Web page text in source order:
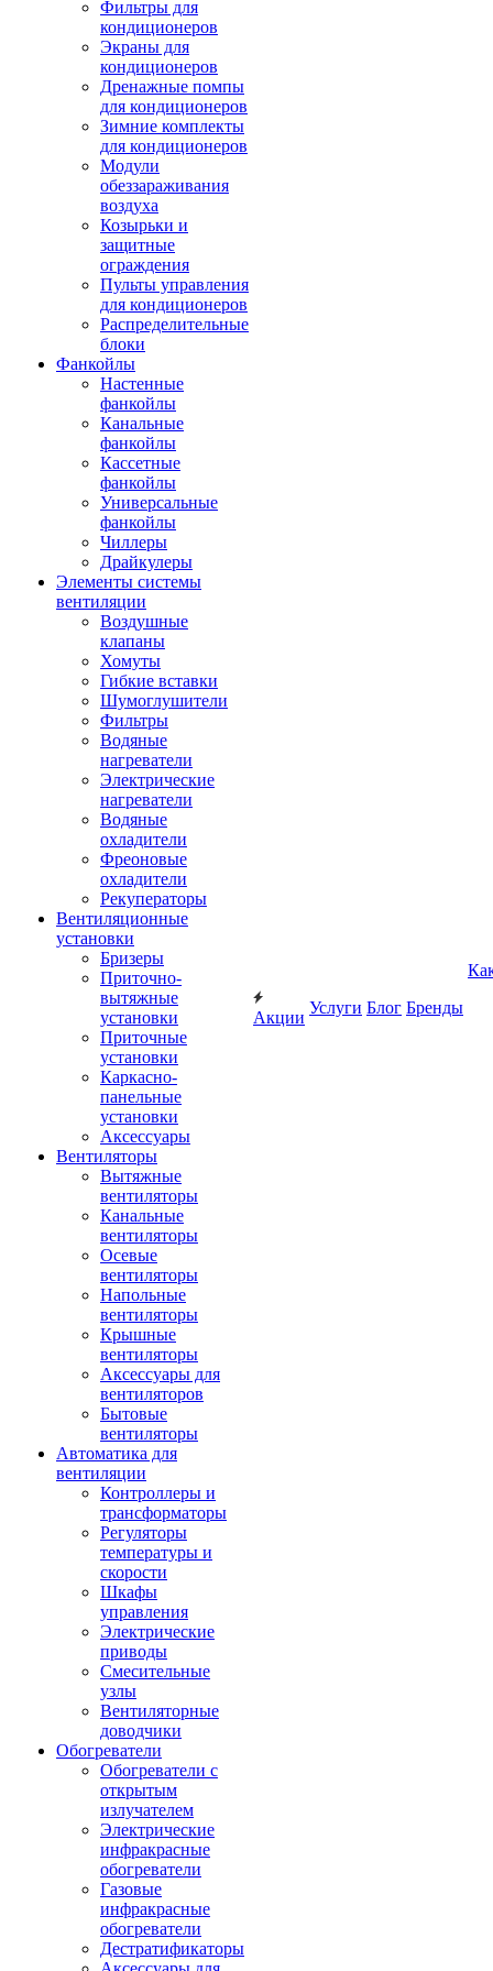
Фильтры для
кондиционеров
Экраны для
кондиционеров
Дренажные помпы
для кондиционеров
Зимние комплекты
для кондиционеров
Модули
обеззараживания
воздуха
Козырьки и
защитные
ограждения
Пульты управления
для кондиционеров
Распределительные
блоки
Фанкойлы
Настенные
фанкойлы
Канальные
фанкойлы
Кассетные
фанкойлы
Универсальные
фанкойлы
Чиллеры
Драйкулеры
Элементы системы
вентиляции
Воздушные
клапаны
Хомуты
Гибкие вставки
Шумоглушители
Фильтры
Водяные
нагреватели
Электрические
нагреватели
Водяные
охладители
Фреоновые
охладители
Рекуператоры
Вентиляционные
установки
Бризеры
Приточно-
вытяжные
установки
Приточные
установки
Каркасно-
панельные
установки
Аксессуары
Вентиляторы
Вытяжные
вентиляторы
Канальные
вентиляторы
Осевые
вентиляторы
Напольные
вентиляторы
Крышные
вентиляторы
Аксессуары для
вентиляторов
Бытовые
вентиляторы
Автоматика для
вентиляции
Контроллеры и
трансформаторы
Регуляторы
температуры и
скорости
Шкафы
управления
Электрические
приводы
Смесительные
узлы
Вентиляторные
доводчики
Обогреватели
Обогреватели с
открытым
излучателем
Электрические
инфракрасные
обогреватели
Газовые
инфракрасные
обогреватели
Дестратификаторы
Акции
Услуги Блог Бренды